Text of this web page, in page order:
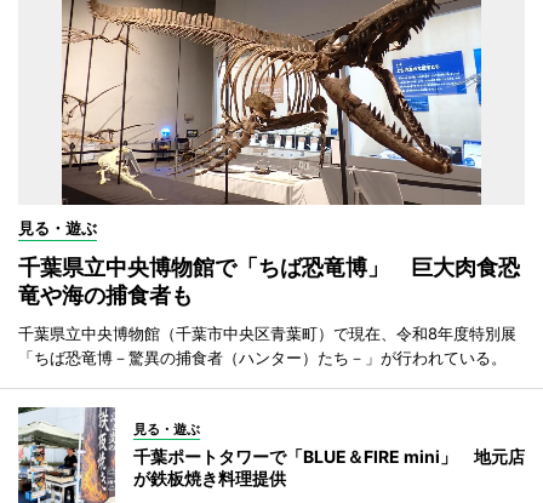
見る・遊ぶ
千葉県立中央博物館で「ちば恐竜博」 巨大肉食恐
竜や海の捕食者も
千葉県立中央博物館（千葉市中央区青葉町）で現在、令和8年度特別展
「ちば恐竜博－驚異の捕食者（ハンター）たち－」が行われている。
見る・遊ぶ
千葉ポートタワーで「BLUE＆FIRE mini」 地元店
が鉄板焼き料理提供